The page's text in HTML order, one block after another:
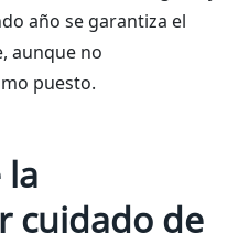
año se garantiza el
aunque no
puesto.
la
cuidado de